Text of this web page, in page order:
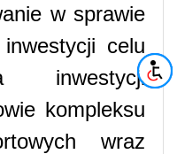
w sprawie
celu
inwestycji
kompleksu
wraz